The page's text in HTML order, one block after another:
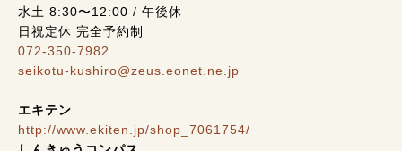
水土 8:30〜12:00 / 午後休
日祝定休 完全予約制
072-350-7982
seikotu-kushiro@zeus.eonet.ne.jp
エキテン
http://www.ekiten.jp/shop_7061754/